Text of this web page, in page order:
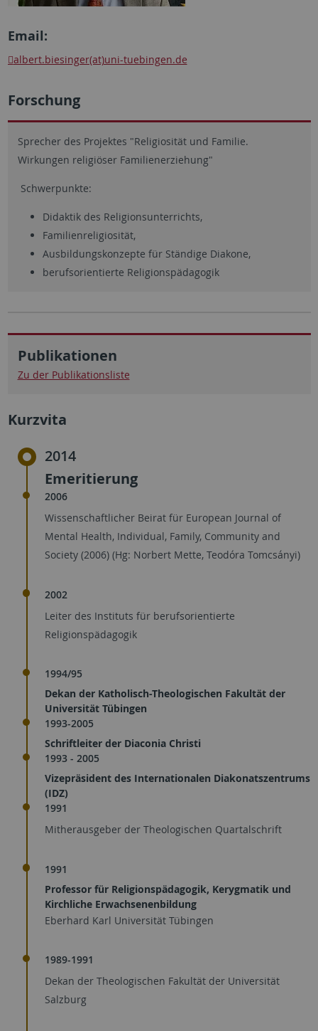
Email:
albert.biesinger(at)uni-tuebingen.de
Forschung
Sprecher des Projektes "Religiosität und Familie.
Wirkungen religiöser Familienerziehung"
Schwerpunkte:
Didaktik des Religionsunterrichts,
Familienreligiosität,
Ausbildungskonzepte für Ständige Diakone,
berufsorientierte Religionspädagogik
Publikationen
Zu der Publikationsliste
Kurzvita
2014
Emeritierung
2006
Wissenschaftlicher Beirat für European Journal of
Mental Health, Individual, Family, Community and
Society (2006) (Hg: Norbert Mette, Teodóra Tomcsányi)
2002
Leiter des Instituts für berufsorientierte
Religionspädagogik
1994/95
Dekan der Katholisch-Theologischen Fakultät der
Universität Tübingen
1993-2005
Schriftleiter der Diaconia Christi
1993 - 2005
Vizepräsident des Internationalen Diakonatszentrums
(IDZ)
1991
Mitherausgeber der Theologischen Quartalschrift
1991
Professor für Religionspädagogik, Kerygmatik und
Kirchliche Erwachsenenbildung
Eberhard Karl Universität Tübingen
1989-1991
Dekan der Theologischen Fakultät der Universität
Salzburg